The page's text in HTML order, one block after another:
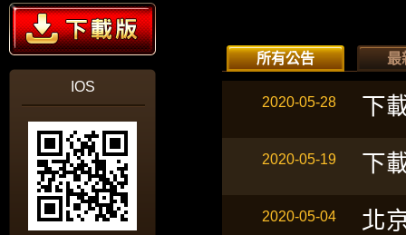
IOS
所有公告 最
2020-05-28 下
2020-05-19 下
2020-05-04 北